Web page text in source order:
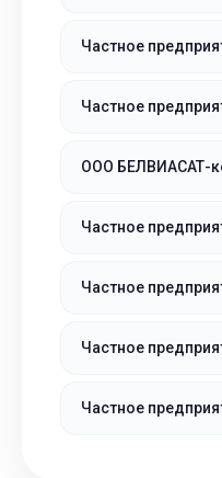
Частное
Частное
ООО БЕЛВИАСАТ-
Частное
Частное
Частное
Частное